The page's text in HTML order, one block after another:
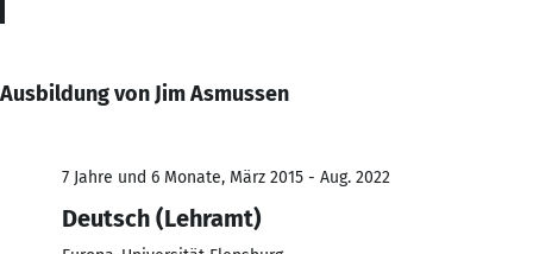
Ausbildung von Jim Asmussen
7 Jahre und 6 Monate, März 2015 - Aug. 2022
Deutsch (Lehramt)